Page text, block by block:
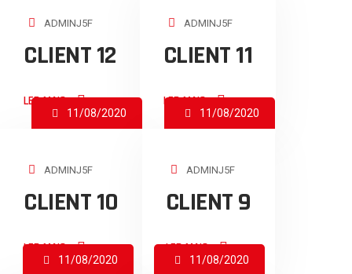
ADMINJ5F
CLIENT 12
LER MAIS
ADMINJ5F
CLIENT 11
LER MAIS
11/08/2020
ADMINJ5F
CLIENT 10
LER MAIS
11/08/2020
ADMINJ5F
CLIENT 9
LER MAIS
11/08/2020 11/08/2020